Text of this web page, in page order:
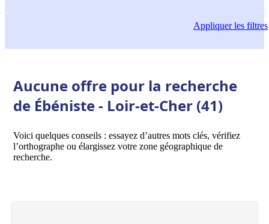
Appliquerles filtres
Aucune offre pour la recherche
de Ébéniste - Loir-et-Cher (41)
Voici quelques conseils : essayez d’autres mots clés, vérifiez
l’orthographe ou élargissez votre zone géographique de
recherche.